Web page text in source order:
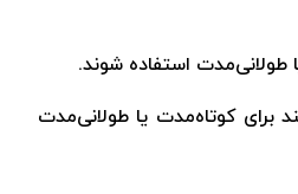
طولانی‌مدت استفاده شوند.
برای کوتاه‌مدت یا طولانی‌مدت